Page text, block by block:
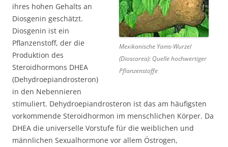
Mexikanische Yams-Wurzel
(Dioscorea): Quelle hochwertiger
Pflanzenstoffe
ihres hohen Gehalts an
Diosgenin geschätzt.
Diosgenin ist ein
Pflanzenstoff, der die
Produktion des
Steroidhormons DHEA
(Dehydroepiandrosteron)
in den Nebennieren
stimuliert. Dehydroepiandrosteron ist das am häufigsten
vorkommende Steroidhormon im menschlichen Körper. Da
DHEA die universelle Vorstufe für die weiblichen und
männlichen Sexualhormone vor allem Östrogen,